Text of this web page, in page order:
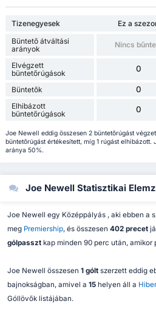
Tizenegyesek Ez a
Büntető átváltási
arányok
Nincs
Elvégzett
büntetőrúgások
0
Büntetők 0
Elhibázott
büntetőrúgások
0
Joe Newell eddig összesen 2 büntetőrúgást
büntetőrúgást értékesített, míg 1 rúgást
aránya 50%.
Joe Newell Statisztikai
Joe Newell egy Középpályás , aki ebben a
meg Premiership, és összesen 402 precet
gólpassztkap minden 90 perc után, amikor
Joe Newell összesen 1 góltszerzett eddig
bajnokságban, amivel a 15helyen áll a
Góllövők listájában.